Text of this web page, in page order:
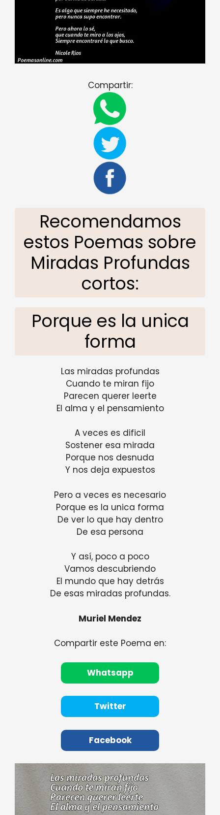
Compartir:
Recomendamos
estos Poemas sobre
Miradas Profundas
cortos:
Porque es la unica
forma
Las miradas profundas
Cuando te miran fijo
Parecen querer leerte
El alma y el pensamiento
A veces es dificil
Sostener esa mirada
Porque nos desnuda
Y nos deja expuestos
Pero a veces es necesario
Porque es la unica forma
De ver lo que hay dentro
De esa persona
Y así, poco a poco
Vamos descubriendo
El mundo que hay detrás
De esas miradas profundas.
Muriel Mendez
Compartir este Poema en:
Whatsapp
Twitter
Facebook